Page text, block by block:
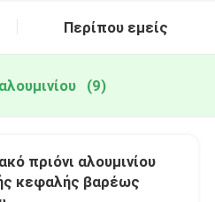
Περίπου εμείς
(9)
πριόνι αλουμινίου
κεφαλής βαρέως